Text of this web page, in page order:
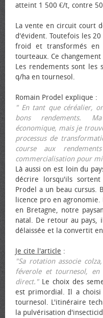
atteint 1 500 €/t, contre
La vente en circuit court
d'évident. Toutefois les
froid et transformés
tourteaux. Ce
Les rendements sont les
q/ha en tournesol.
Romain Prodel explique :
" En tant que céréalier,
bons rendements.
économique, mais je
processus de
course aux
commercialisation pour
Là aussi on est loin du
décrire lorsqu'ils
Prodel a un beau cursus.
licence pro en agronomie.
en Bretagne, notre
natal. De retour au
délaissée et la convertit
Je cite l'article :
"Sa rotation associe
féverole et tournesol,
direct."Le choix des
est primordial. Il a choisi
tournesol. L'itinéraire
la pulvérisation